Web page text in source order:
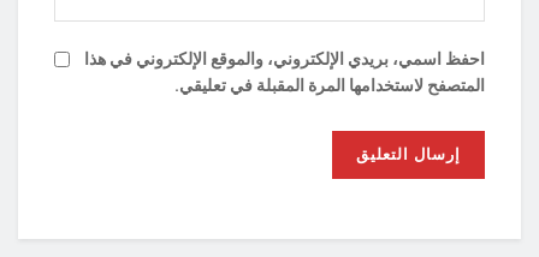
احفظ اسمي، بريدي الإلكتروني، والموقع الإلكتروني في هذا
المتصفح لاستخدامها المرة المقبلة في تعليقي.